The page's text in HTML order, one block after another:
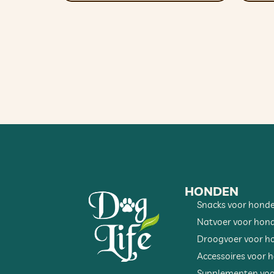
HONDEN
Snacks voor
Natvoer voor
Droogvoer voor
Accessoires voor